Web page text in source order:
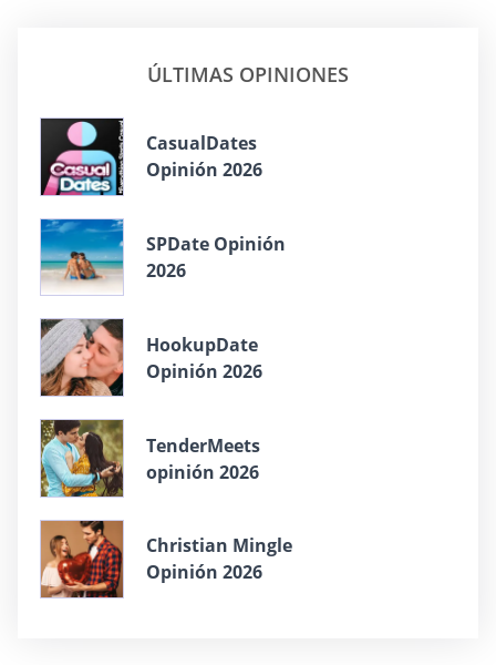
ÚLTIMAS OPINIONES
СasualDates
Opinión 2026
SPDate Opinión
2026
HookupDate
Opinión 2026
TenderMeets
opinión 2026
Christian Mingle
Opinión 2026